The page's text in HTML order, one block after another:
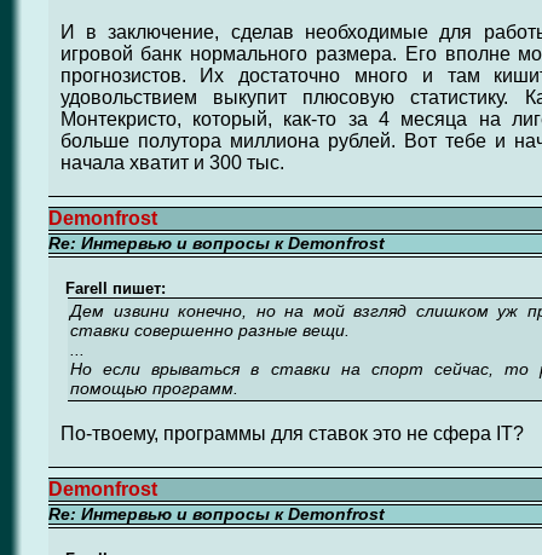
И в заключение, сделав необходимые для
игровой банк нормального размера. Его вполне
прогнозистов. Их достаточно много и там
удовольствием выкупит плюсовую статистику.
Монтекристо, который, как-то за 4 месяца на
больше полутора миллиона рублей. Вот тебе и
начала хватит и 300 тыс.
Demonfrost
Re: Интервью и вопросы к Demonfrost
Farell пишет:
Дем извини конечно, но на мой взгляд слишком уж
ставки совершенно разные вещи.
Но если врываться в ставки на спорт сейчас, то
помощью программ.
По-твоему, программы для ставок это не сфера IT?
Demonfrost
Re: Интервью и вопросы к Demonfrost